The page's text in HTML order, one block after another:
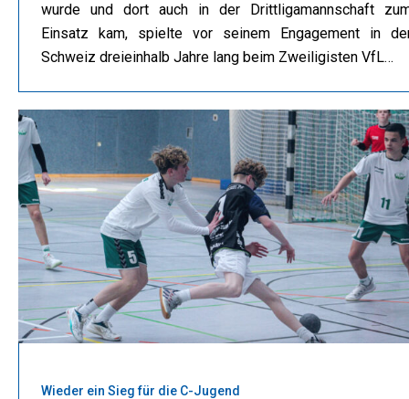
wurde und dort auch in der Drittligamannschaft
Einsatz kam, spielte vor seinem Engagement in
Schweiz dreieinhalb Jahre lang beim Zweiligisten VfL…
Wieder ein Sieg für die C-Jugend